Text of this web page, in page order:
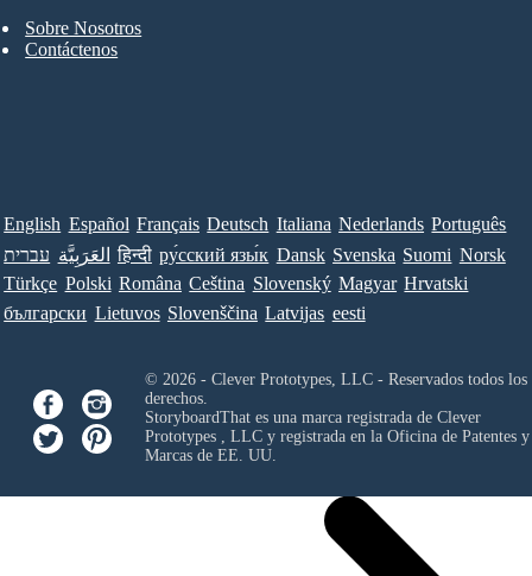
Sobre Nosotros
Contáctenos
English Español Français Deutsch Italiana Nederlands Português
עברית العَرَبِيَّة हिन्दी ру́сский язы́к Dansk Svenska Suomi Norsk
Türkçe Polski Româna Ceština Slovenský Magyar Hrvatski
български Lietuvos Slovenščina Latvijas eesti
© 2026 - Clever Prototypes, LLC - Reservados todos los
derechos.
StoryboardThat es una marca registrada de Clever
Prototypes , LLCy registrada en la Oficina de Patentes y
Marcas de EE. UU.